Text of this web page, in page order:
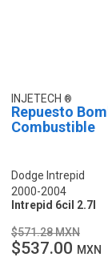
INJETECH
Repuesto
Combustible
Dodge Intrepid
2000-2004
Intrepid 6cil 2.7l
$571.28 MXN
$537.00 MXN